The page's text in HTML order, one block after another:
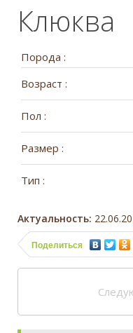
Клюква
Порода :
Возраст :
Пол :
Размер :
Тип :
Актуальность:
Поделиться